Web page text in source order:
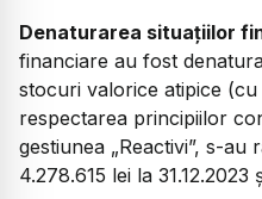
Denaturarea situațiilor
financiare au fost
stocuri valorice atipice
respectarea principiilor
gestiunea „Reactivi”, s-
4.278.615 lei la 31.12.2023